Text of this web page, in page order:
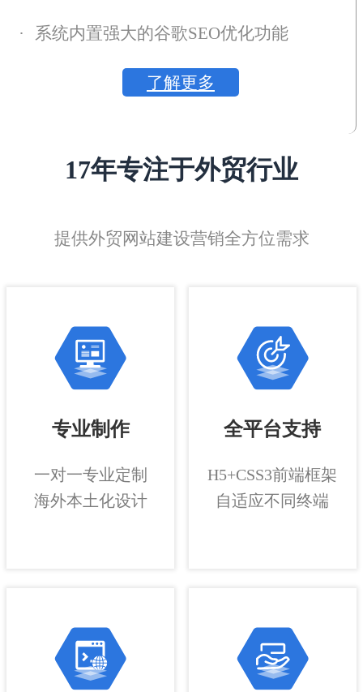
· 系统内置强大的谷歌SEO优化功能
了解更多
17年专注于外贸行业
提供外贸网站建设营销全方位需求
专业制作
一对一专业定制
海外本土化设计
全平台支持
H5+CSS3前端框架
自适应不同终端